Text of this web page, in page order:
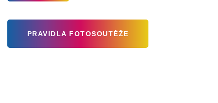
PRAVIDLA FOTOSOUTĚŽE